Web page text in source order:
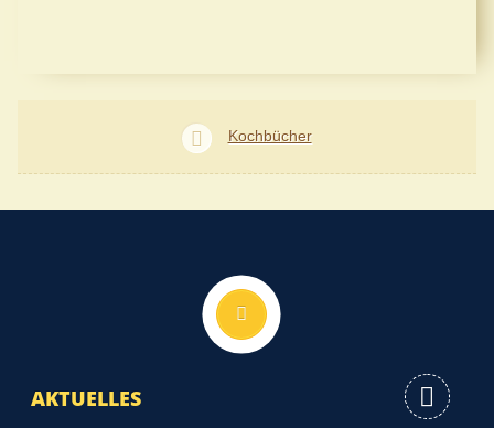
Kochbücher
AKTUELLES